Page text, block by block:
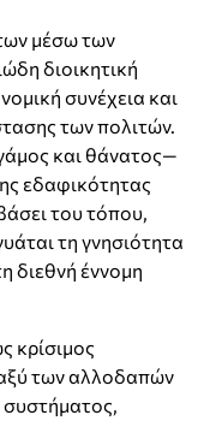
μέσω των
διοικητική
συνέχεια και
των πολιτών.
και θάνατος—
εδαφικότητας
του τόπου,
τη γνησιότητα
διεθνή έννομη
κρίσιμος
των αλλοδαπών
συστήματος,